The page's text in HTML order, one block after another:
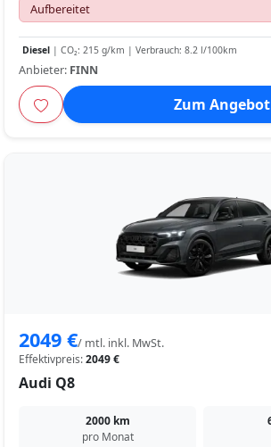
Aufbereitet
Diesel | CO₂: 215 g/km | Verbrauch: 8.2 l/100km
Anbieter: FINN
Zum Angebot
2049 €/ mtl. inkl. MwSt.
Effektivpreis:2049 €
Audi Q8
2000 km
pro Monat